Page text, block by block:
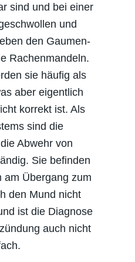
sind und bei einer
und
den Gaumen­
Rachenmandeln.
sie häufig als
aber eigentlich
korrekt ist. Als
sind die
Abwehr von
Sie befinden
am Übergang zum
den Mund nicht
ist die Diagnose
auch nicht